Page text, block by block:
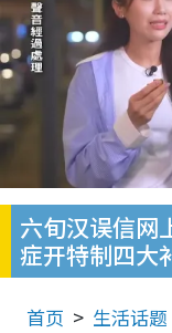
六旬汉误信
症开特制四大
首页 生活话题